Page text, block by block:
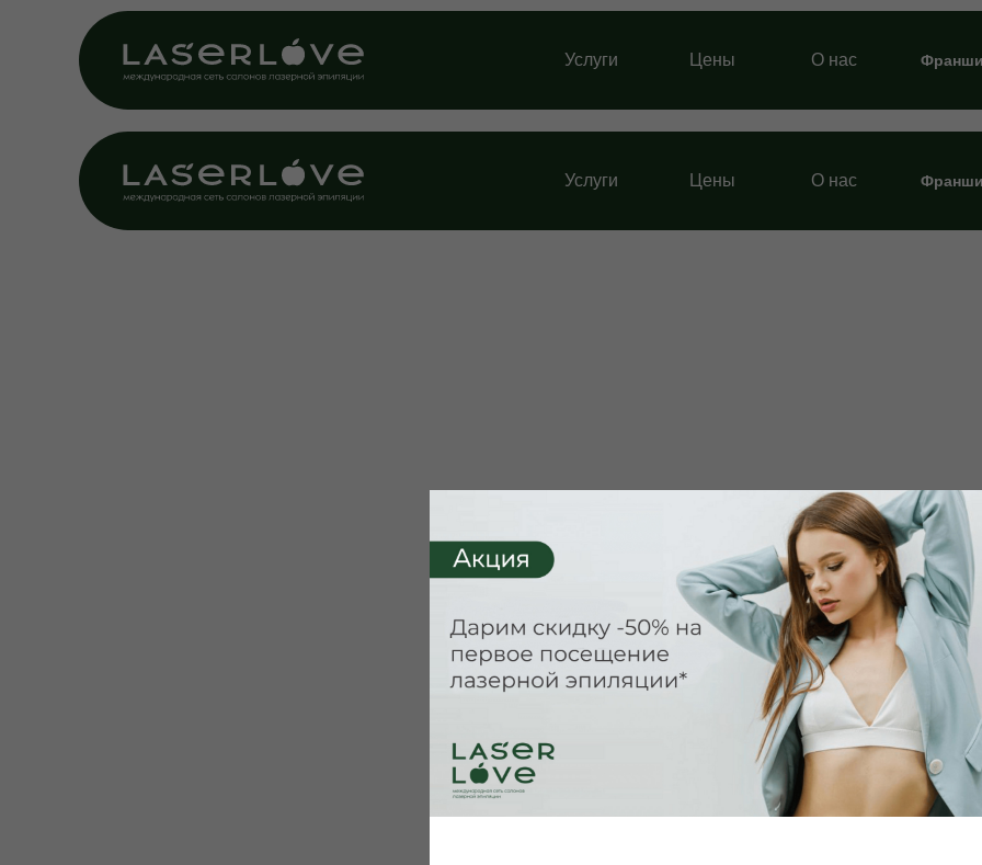
Цены О нас
Услуги
Услуги О нас
Цены